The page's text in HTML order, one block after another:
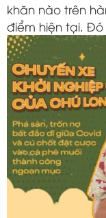
khăn nào trên
điểm hiện tại. Đó